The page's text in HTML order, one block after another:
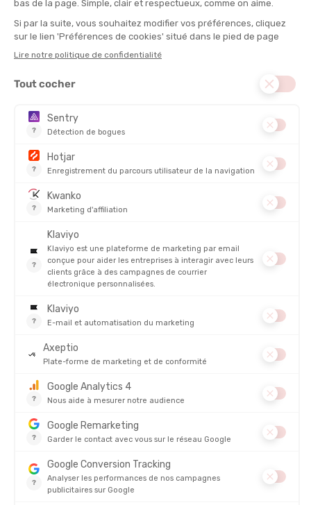
compte une quinzaine de salariés etRaidlightdevient même la
première marque à créer un véritable réseau social autour de
ses clients en créant le "Team ouvert à tous", qui a séduit
plusieurs milliers de membres et permis à la marque de se faire
connaître dans le monde.
cartons en 2011 et déménage à
Saint-Pierre-de-Chartreuse
accueillir les clients. Par la même occasion, une «
» est créée, la première en Europe. Afin de proposer une
imaginés, des locaux sont construits avec des vestiaires et du
matériel Raidlight est disponible sur place. Cette idée novatrice
personnes chaque année en Chartreuse.
En 2016, le groupeRossignol
rachète la marque Raidlight pour
produits à ses consommateurs. Quatre années, plus tard,
Raidlight redevient indépendante sous la direction de son
fondateur. Aujourd'hui, la marque continue son développement
et 10% de sa gamme est réalisée en France. Son objectif
concernant la fabrication de ses produits !
LES ÉQUIPEMENTS DE TRAIL RAIDLIGHT :
Avec Raidlight, chaque équipement est conçu pour vous offrir la
grimper des sommets, de traverser des forêts ou de participer à
une course de plusieurs jours, ces produits vous assurent d'être
confort et légèreté vous accompagneront dans toutes vos
sorties en plein air.